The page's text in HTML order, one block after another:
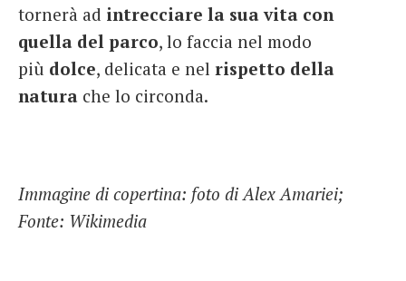
tornerà ad intrecciare la sua vita con
quella del parco, lo faccia nel modo
più dolce, delicata e nel rispetto della
natura che lo circonda.
Immagine di copertina: foto di Alex Amariei;
Fonte: Wikimedia